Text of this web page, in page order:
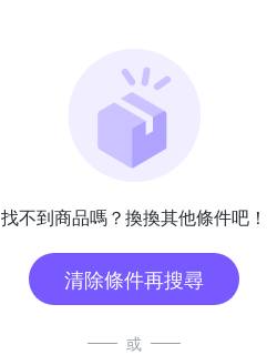
找不到商品嗎？換換其他條件吧！
清除條件再搜尋
或